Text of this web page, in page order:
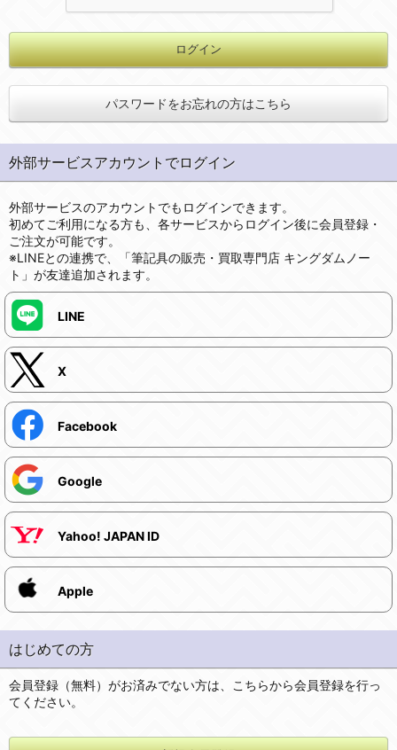
パスワードをお忘れの方はこちら
外部サービスアカウントでログイン
外部サービスのアカウントでもログインできます。
初めてご利用になる方も、各サービスからログイン後に会員登録・
ご注文が可能です。
※LINEとの連携で、「筆記具の販売・買取専門店 キングダムノー
ト」が友達追加されます。
LINE
X
Facebook
Google
Yahoo! JAPAN ID
Apple
はじめての方
会員登録（無料）がお済みでない方は、こちらから会員登録を行っ
てください。